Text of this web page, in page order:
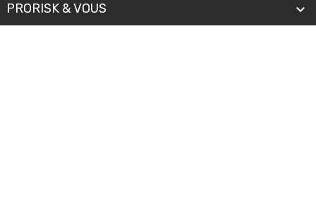
PRORISK & VOUS 